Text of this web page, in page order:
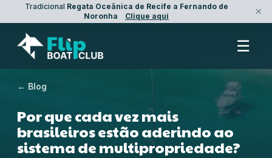
Tradicional Regata Oceânica de Recife a Fernando de
Noronha
Clique aqui ✕
☰
← Blog
Por que cada vez mais
brasileiros estão aderindo ao
sistema de multipropriedade?